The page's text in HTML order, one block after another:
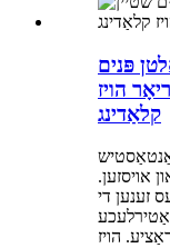
פּנים
הויז
קלאַדינג
אויסזען.
זענען די
הויז